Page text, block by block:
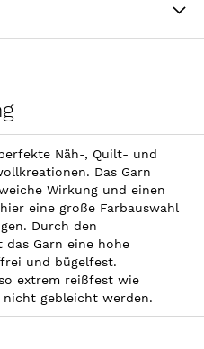
Näh-, Quilt- und
Das Garn
Wirkung und einen
eine große Farbauswahl
Durch den
das Garn eine hohe
und bügelfest.
extrem reißfest wie
nicht gebleicht werden.